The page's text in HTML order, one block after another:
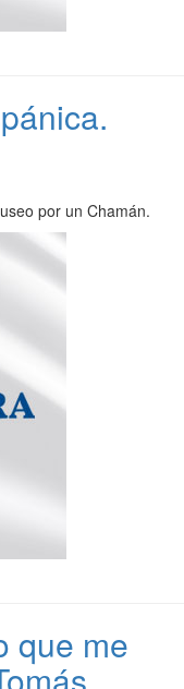
por un Chamán.
que me